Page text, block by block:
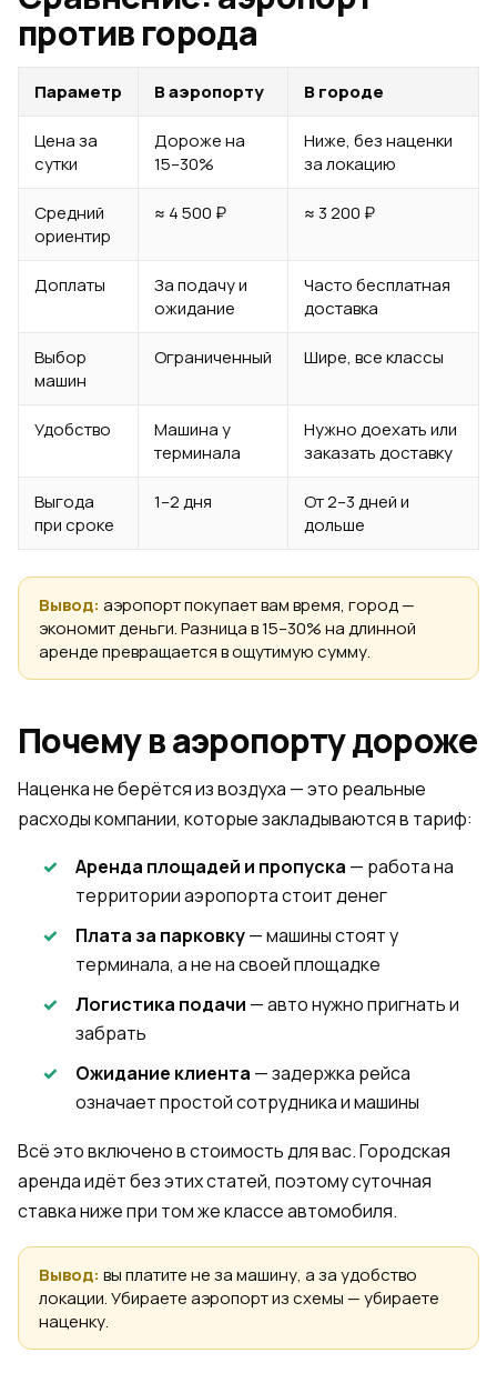
против города
Параметр В аэропорту В городе
Цена за
сутки
Дороже на
15–30%
Ниже, без наценки
за локацию
Средний
ориентир
≈ 4 500 ₽ ≈ 3 200 ₽
Доплаты
За подачу и
ожидание
Часто бесплатная
доставка
Выбор
машин
Ограниченный Шире, все классы
Удобство
Машина у
терминала
Нужно доехать или
заказать доставку
Выгода
при сроке
1–2 дня
От 2–3 дней и
дольше
Вывод: аэропорт покупает вам время, город —
экономит деньги. Разница в 15–30% на длинной
аренде превращается в ощутимую сумму.
Почему в аэропорту дороже
Наценка не берётся из воздуха — это реальные
расходы компании, которые закладываются в тариф:
Аренда площадей и пропуска — работа на
территории аэропорта стоит денег
Плата за парковку— машины стоят у
терминала, а не на своей площадке
Логистика подачи — авто нужно пригнать и
забрать
Ожидание клиента — задержка рейса
означает простой сотрудника и машины
Всё это включено в стоимость для вас. Городская
аренда идёт без этих статей, поэтому суточная
ставка ниже при том же классе автомобиля.
Вывод: вы платите не за машину, а за удобство
локации. Убираете аэропорт из схемы — убираете
наценку.